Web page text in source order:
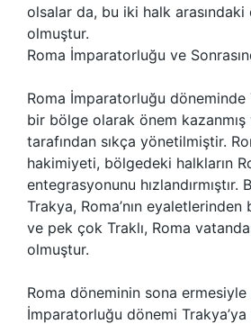
olsalar da, bu iki halk arasındaki
olmuştur.
Roma İmparatorluğu ve
Roma İmparatorluğu
bir bölge olarak önem kazanmış
tarafından sıkça yönetilmiştir.
hakimiyeti, bölgedeki halkların
entegrasyonunu hızlandırmıştır.
Trakya, Roma’nın
ve pek çok Traklı, Roma
olmuştur.
Roma döneminin sona
İmparatorluğu dönemi